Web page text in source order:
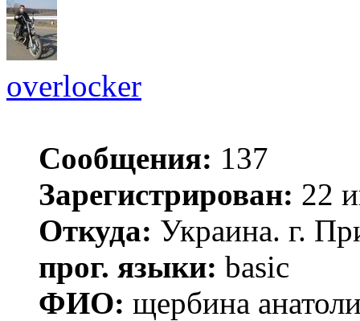
overlocker
Сообщения: 137
Зарегистрирован: 22
Откуда: Украина. г.
прог. языки: basic
ФИО: щербина